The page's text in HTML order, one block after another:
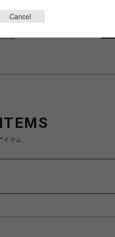
イテム
Cancel